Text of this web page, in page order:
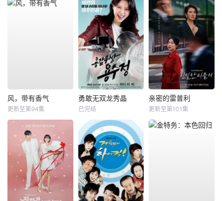
风，带有香气
更新至第94集
勇敢无双龙秀晶
已完结
亲密的雷普利
更新至第101集